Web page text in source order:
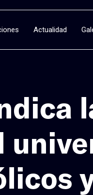
Actualidad